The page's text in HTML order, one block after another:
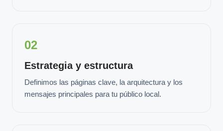
02
Estrategia y estructura
Definimos las páginas clave, la arquitectura y los
mensajes principales para tu público local.